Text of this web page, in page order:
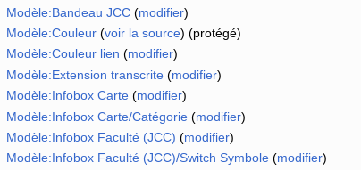
Modèle:Bandeau JCC(modifier)
Modèle:Couleur(voir la source) (protégé)
Modèle:Couleur lien (modifier)
Modèle:Extension transcrite(modifier)
Modèle:Infobox Carte(modifier)
Modèle:Infobox Carte/Catégorie(modifier)
Modèle:Infobox Faculté (JCC) (modifier)
Modèle:Infobox Faculté (JCC)/Switch Symbole(modifier)